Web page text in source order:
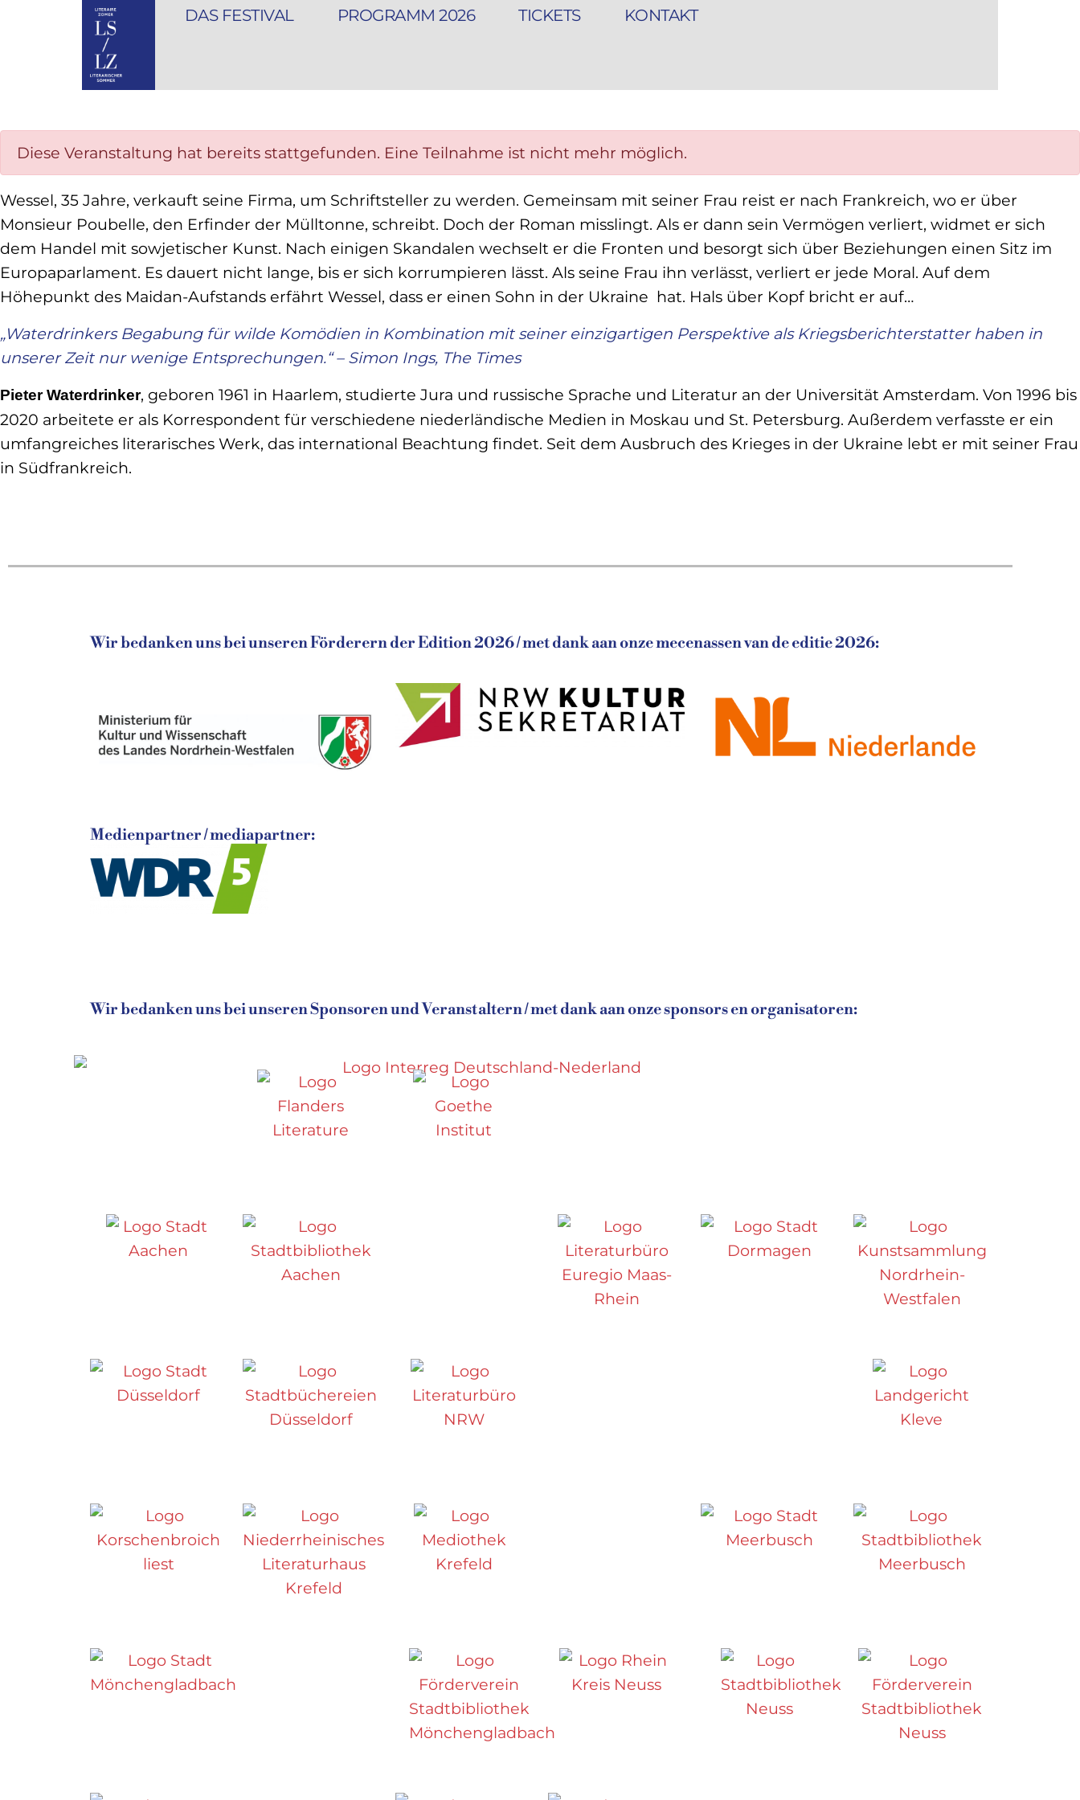
DAS FESTIVAL PROGRAMM 2026 TICKETS KONTAKT
Diese Veranstaltung hat bereits stattgefunden. Eine Teilnahme ist nicht mehr möglich.
Wessel, 35 Jahre, verkauft seine Firma, um Schriftsteller zu werden. Gemeinsam mit seiner Frau reist er nach Frankreich, wo er über
Monsieur Poubelle, den Erfinder der Mülltonne, schreibt. Doch der Roman misslingt. Als er dann sein Vermögen verliert, widmet er sich
dem Handel mit sowjetischer Kunst. Nach einigen Skandalen wechselt er die Fronten und besorgt sich über Beziehungen einen Sitz im
Europaparlament. Es dauert nicht lange, bis er sich korrumpieren lässt. Als seine Frau ihn verlässt, verliert er jede Moral. Auf dem
Höhepunkt des Maidan-Aufstands erfährt Wessel, dass er einen Sohn in der Ukraine hat. Hals über Kopf bricht er auf…
„Waterdrinkers Begabung für wilde Komödien in Kombination mit seiner einzigartigen Perspektive als Kriegsberichterstatter haben in
unserer Zeit nur wenige Entsprechungen.“ – Simon Ings, The Times
Pieter Waterdrinker, geboren 1961 in Haarlem, studierte Jura und russische Sprache und Literatur an der Universität Amsterdam. Von 1996 bis
2020 arbeitete er als Korrespondent für verschiedene niederländische Medien in Moskau und St. Petersburg. Außerdem verfasste er ein
umfangreiches literarisches Werk, das international Beachtung findet. Seit dem Ausbruch des Krieges in der Ukraine lebt er mit seiner Frau
in Südfrankreich.
Wir bedanken uns bei unseren Förderern der Edition 2026 / met dank aan onze mecenassen van de editie 2026:
Medienpartner / mediapartner:
Wir bedanken uns bei unseren Sponsoren und Veranstaltern / met dank aan onze sponsors en organisatoren: